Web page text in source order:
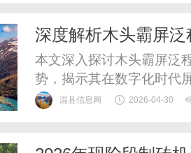
深度解析木头霸屏
本文深入探讨木头霸屏泛
势，揭示其在数字化时代
温县信息网 2026-04-30